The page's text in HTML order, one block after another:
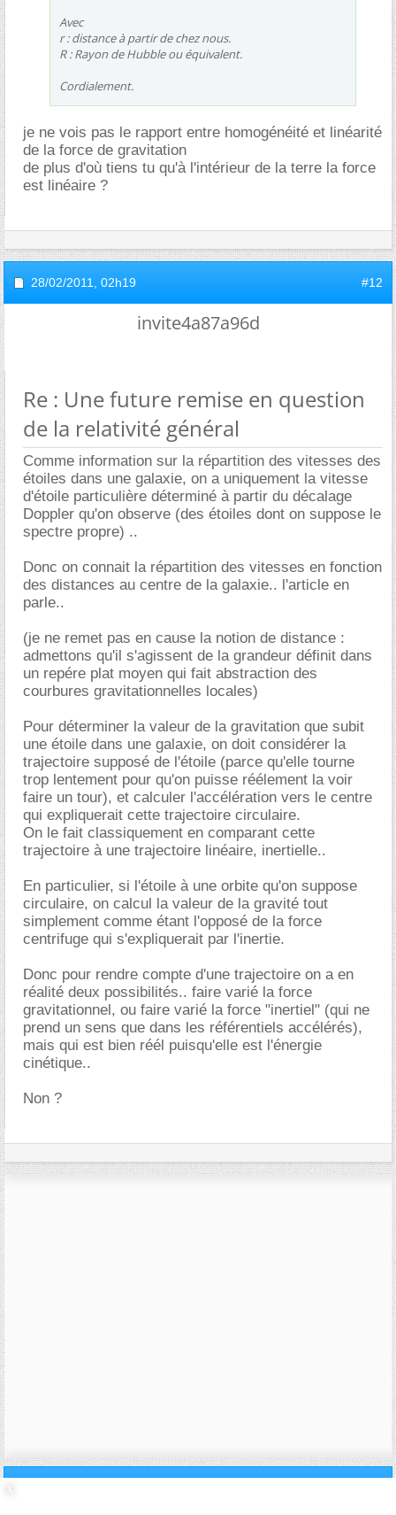
Avec
r : distance à partir de chez nous.
R : Rayon de Hubble ou équivalent.
Cordialement.
je ne vois pas le rapport entre homogénéité et linéarité
de la force de gravitation
de plus d'où tiens tu qu'à l'intérieur de la terre la force
est linéaire ?
28/02/2011, 02h19 #12
invite4a87a96d
Re : Une future remise en question
de la relativité général
Comme information sur la répartition des vitesses des
étoiles dans une galaxie, on a uniquement la vitesse
d'étoile particulière déterminé à partir du décalage
Doppler qu'on observe (des étoiles dont on suppose le
spectre propre) ..
Donc on connait la répartition des vitesses en fonction
des distances au centre de la galaxie.. l'article en
parle..
(je ne remet pas en cause la notion de distance :
admettons qu'il s'agissent de la grandeur définit dans
un repére plat moyen qui fait abstraction des
courbures gravitationnelles locales)
Pour déterminer la valeur de la gravitation que subit
une étoile dans une galaxie, on doit considérer la
trajectoire supposé de l'étoile (parce qu'elle tourne
trop lentement pour qu'on puisse réélement la voir
faire un tour), et calculer l'accélération vers le centre
qui expliquerait cette trajectoire circulaire.
On le fait classiquement en comparant cette
trajectoire à une trajectoire linéaire, inertielle..
En particulier, si l'étoile à une orbite qu'on suppose
circulaire, on calcul la valeur de la gravité tout
simplement comme étant l'opposé de la force
centrifuge qui s'expliquerait par l'inertie.
Donc pour rendre compte d'une trajectoire on a en
réalité deux possibilités.. faire varié la force
gravitationnel, ou faire varié la force "inertiel" (qui ne
prend un sens que dans les référentiels accélérés),
mais qui est bien réél puisqu'elle est l'énergie
cinétique..
Non ?